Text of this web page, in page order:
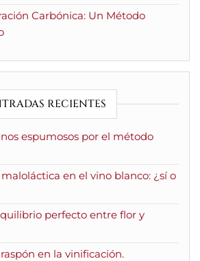
Carbónica: Un Método
RECIENTES
espumosos por el método
en el vino blanco: ¿sí o
perfecto entre flor y
en la vinificación.